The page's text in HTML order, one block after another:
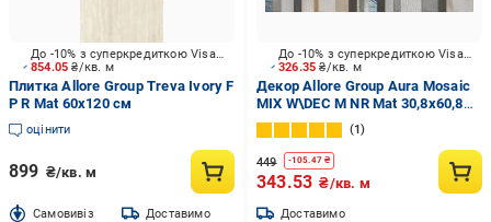
854.05₴/кв. м
До -10% з суперкредиткою Visa Вигода
Плитка Allore Group Treva Ivory F
P R Mat 60х120 см
оцінити
899 ₴/кв. м
Cамовивіз Доставимо
326.35₴/кв. м
До -10% з суперкредиткою Visa Вигода
Декор Allore Group Aura Mosaic
MIX W\DEC M NR Mat 30,8x60,8
см
1
449 -105.47₴
343.53 ₴/кв. м
Доставимо